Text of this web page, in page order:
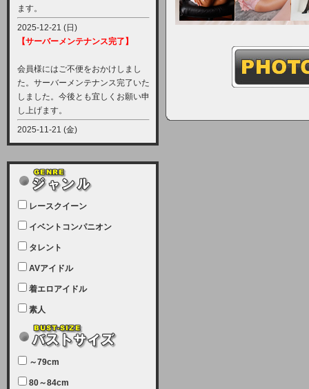
ます。
2025-12-21 (日)
【サーバーメンテナンス完了】
会員様にはご不便をおかけしまし
た。サーバーメンテナンス完了いた
しました。今後とも宜しくお願い申
し上げます。
2025-11-21 (金)
【サーバーメンテナンス実施につい
12月21日（日曜日）午前9：00か
ら午前11：00（予定）でサーバー
メンテナンスを実施します。ユーザ
ー様にはご迷惑をおかけしますがご
理解いただけます様、宜しくお願い
致します。
2025-07-05 (土)
【サーバーメンテナンス完了のお知
本日、サーバーメンテナンスのため
ユーザー様には大変ご迷惑をおかけ
しました。無事、メンテナンスが完
致します。
レースクイーン
イベントコンパニオン
タレント
AVアイドル
着エロアイドル
素人
～79cm
80～84cm